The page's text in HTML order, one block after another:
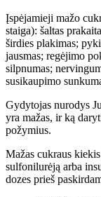
Įspėjamieji mažo
staiga): šaltas
širdies plakimas;
jausmas; regėjimo
silpnumas;
susikaupimo
Gydytojas nurodys
yra mažas, ir ką
požymius.
Mažas cukraus
sulfonilurėją arba
dozes prieš